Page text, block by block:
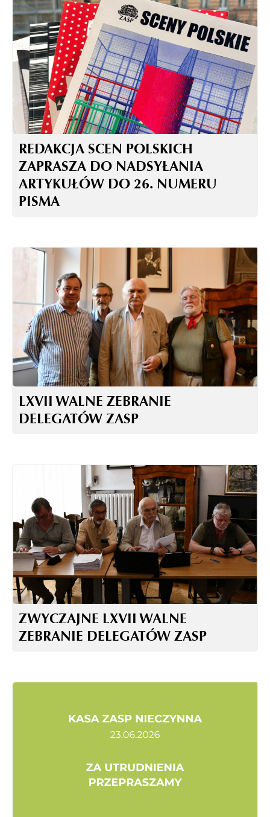
REDAKCJA SCEN POLSKICH
ZAPRASZA DO NADSYŁANIA
ARTYKUŁÓW DO 26. NUMERU
PISMA
LXVII WALNE ZEBRANIE
DELEGATÓW ZASP
ZWYCZAJNE LXVII WALNE
ZEBRANIE DELEGATÓW ZASP